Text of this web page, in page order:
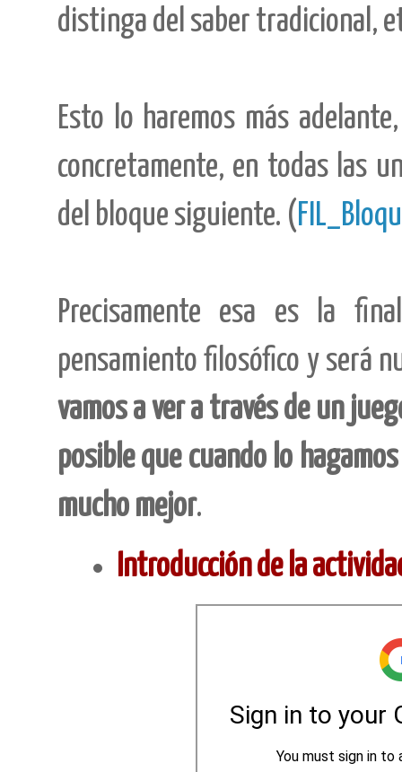
distinga del saber tradicional,
Esto lo haremos más
concretamente, en todas las
del bloque siguiente. (
Precisamente esa es la
pensamiento filosófico y será
vamos a ver a través de un
posible que cuando lo
mucho mejor.
Introducción de la